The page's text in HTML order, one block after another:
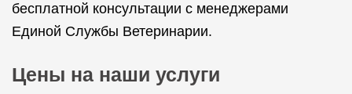
бесплатной консультации с менеджерами
Единой Службы Ветеринарии.
Цены на наши услуги